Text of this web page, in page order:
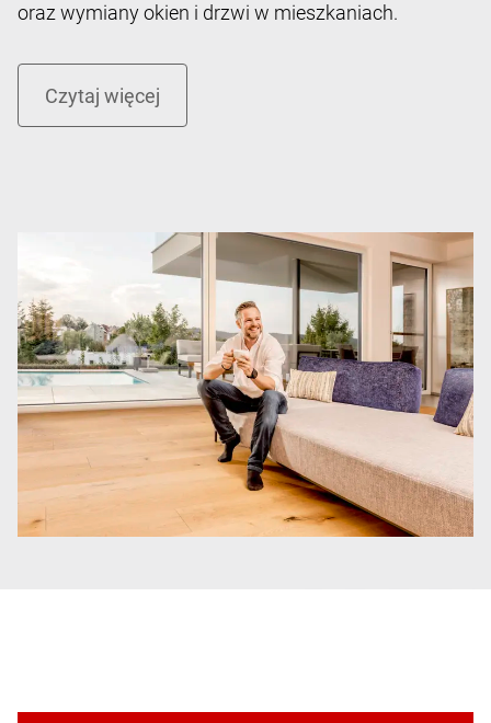
oraz wymiany okien i drzwi w mieszkaniach.